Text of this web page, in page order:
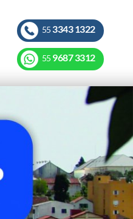
55 3343 1322
55 9687 3312